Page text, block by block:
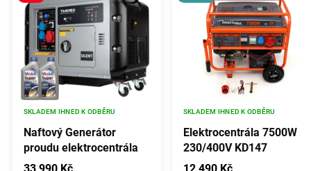
Naftový Generátor
proudu elektrocentrála
AVR 10300W 230/400V +
SKLADEM IHNED K ODBĚRU
Elektrocentrála 7500W
230/400V KD147
SKLADEM IHNED K ODBĚRU